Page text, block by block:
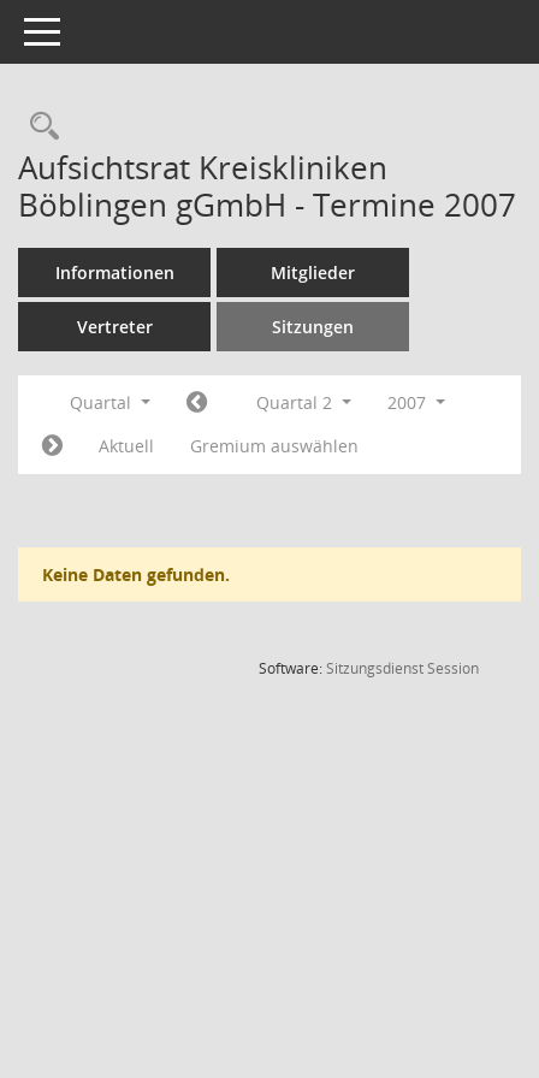
Toggle navigation
Rechercheauswahl
Aufsichtsrat Kreiskliniken
Böblingen gGmbH - Termine 2007
Informationen Mitglieder
Vertreter Sitzungen
Quartal Quartal 2
2007
Aktuell
Gremium auswählen
Keine Daten gefunden.
Software:SitzungsdienstSession(Wird in